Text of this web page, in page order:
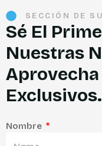
SECCIÓN DE
Sé El
Nuestras
Exclusivos.
Nombre